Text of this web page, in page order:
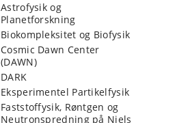
Astrofysik og
Planetforskning
Biokompleksitet og Biofysik
Cosmic Dawn Center
(DAWN)
DARK
Eksperimentel Partikelfysik
Faststoffysik, Røntgen og
Neutronspredning på Niels